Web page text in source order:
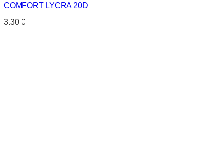
COMFORT LYCRA 20D
3.30 €